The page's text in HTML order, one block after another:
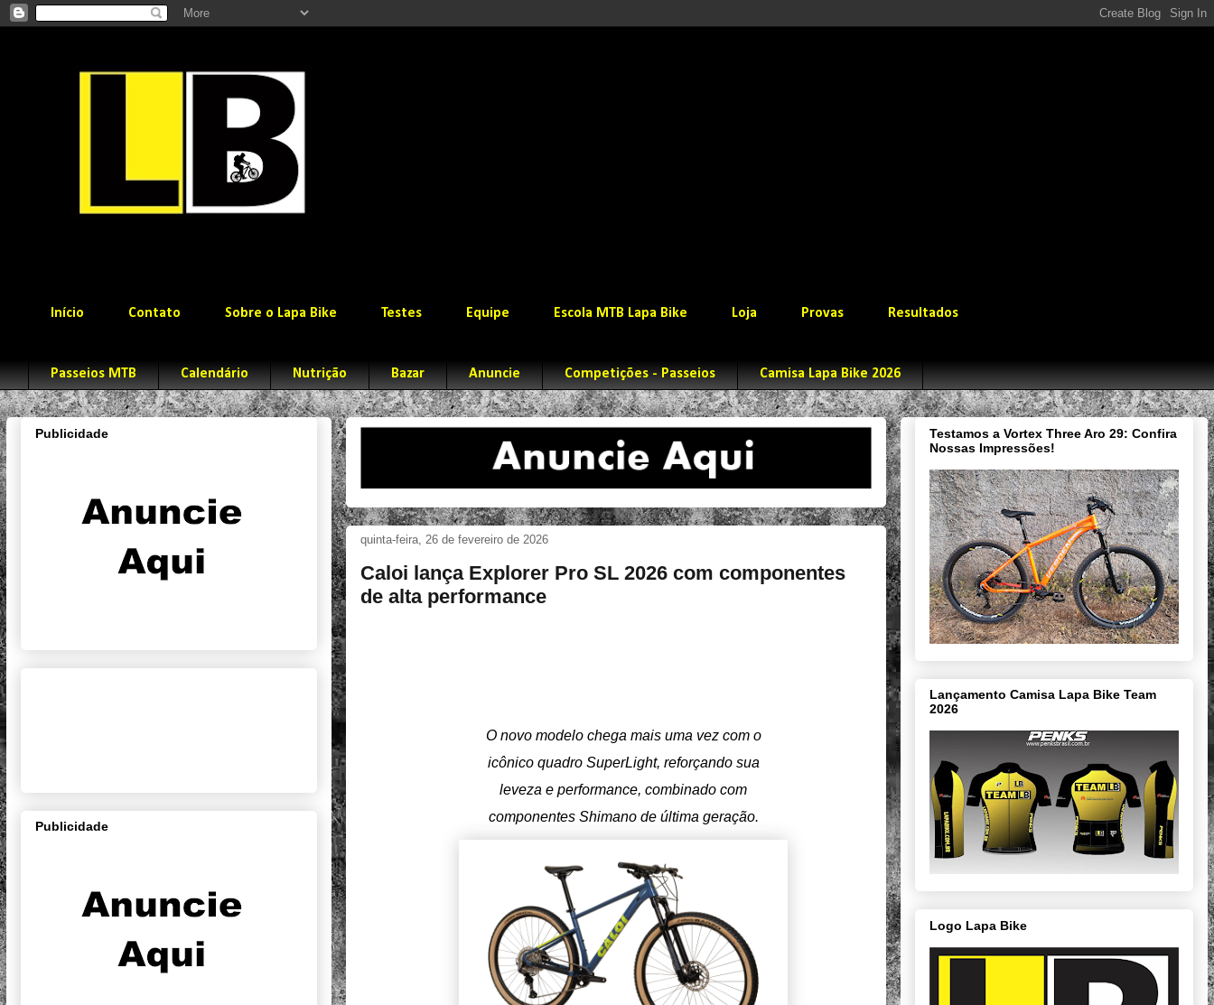
Início Contato Sobre o Lapa Bike Testes Equipe Escola MTB Lapa Bike Loja Provas Resultados
Passeios MTB Calendário Nutrição Bazar Anuncie Competições - Passeios Camisa Lapa Bike 2026
quinta-feira, 26 de fevereiro de 2026
Caloi lança Explorer Pro SL 2026 com componentes
de alta performance
O novo modelo chega mais uma vez com o
icônico quadro SuperLight, reforçando sua
leveza e performance, combinado com
componentes Shimano de última geração.
Publicidade
Publicidade
Testamos a Vortex Three Aro 29: Confira
Nossas Impressões!
Lançamento Camisa Lapa Bike Team
2026
Logo Lapa Bike